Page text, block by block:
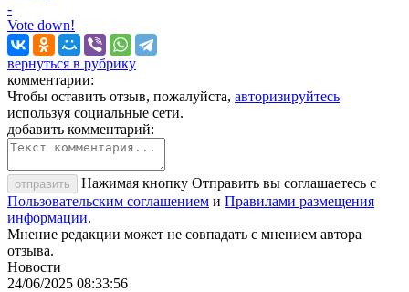
-
Vote down!
вернуться в рубрику
комментарии:
Чтобы оставить отзыв, пожалуйста, авторизируйтесь
используя социальные сети.
добавить комментарий:
отправить
Нажимая кнопку Отправить вы соглашаетесь с
Пользовательским соглашением и Правилами размещения
информации.
Мнение редакции может не совпадать с мнением автора
отзыва.
Новости
24/06/2025 08:33:56